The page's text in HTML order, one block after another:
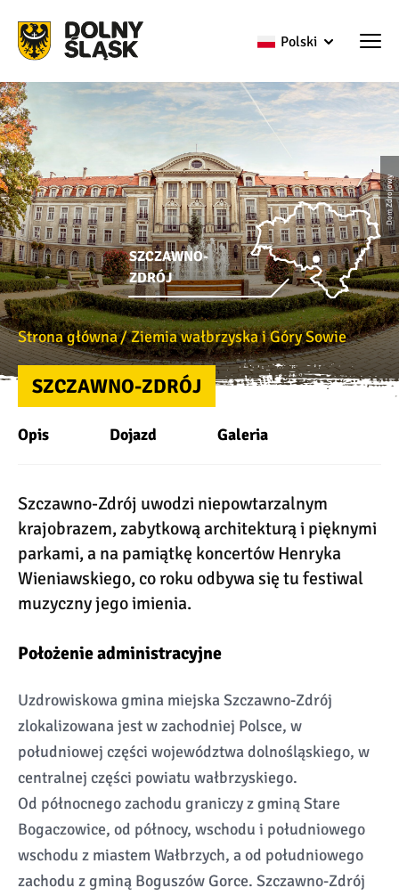
Polski
Dom Zdrojowy
Strona główna Ziemia wałbrzyska i Góry Sowie
SZCZAWNO-ZDRÓJ
SZCZAWNO-
ZDRÓJ
Opis Dojazd Galeria
Szczawno-Zdrój uwodzi niepowtarzalnym
krajobrazem, zabytkową architekturą i pięknymi
parkami, a na pamiątkę koncertów Henryka
Wieniawskiego, co roku odbywa się tu festiwal
muzyczny jego imienia.
Położenie administracyjne
Uzdrowiskowa gmina miejska Szczawno-Zdrój
zlokalizowana jest w zachodniej Polsce, w
południowej części województwa dolnośląskiego, w
centralnej części powiatu wałbrzyskiego.
Od północnego zachodu graniczy z gminą Stare
Bogaczowice, od północy, wschodu i południowego
wschodu z miastem Wałbrzych, a od południowego
zachodu z gminą Boguszów Gorce. Szczawno-Zdrój